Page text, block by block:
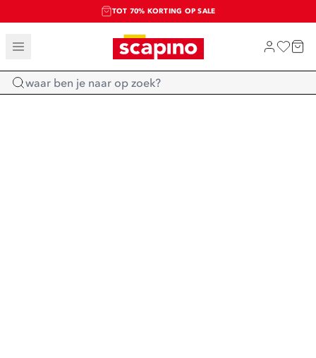
TOT 70% KORTING OP SALE
SALE: LAATSTE KANS!
SHOP NIEUW
Home